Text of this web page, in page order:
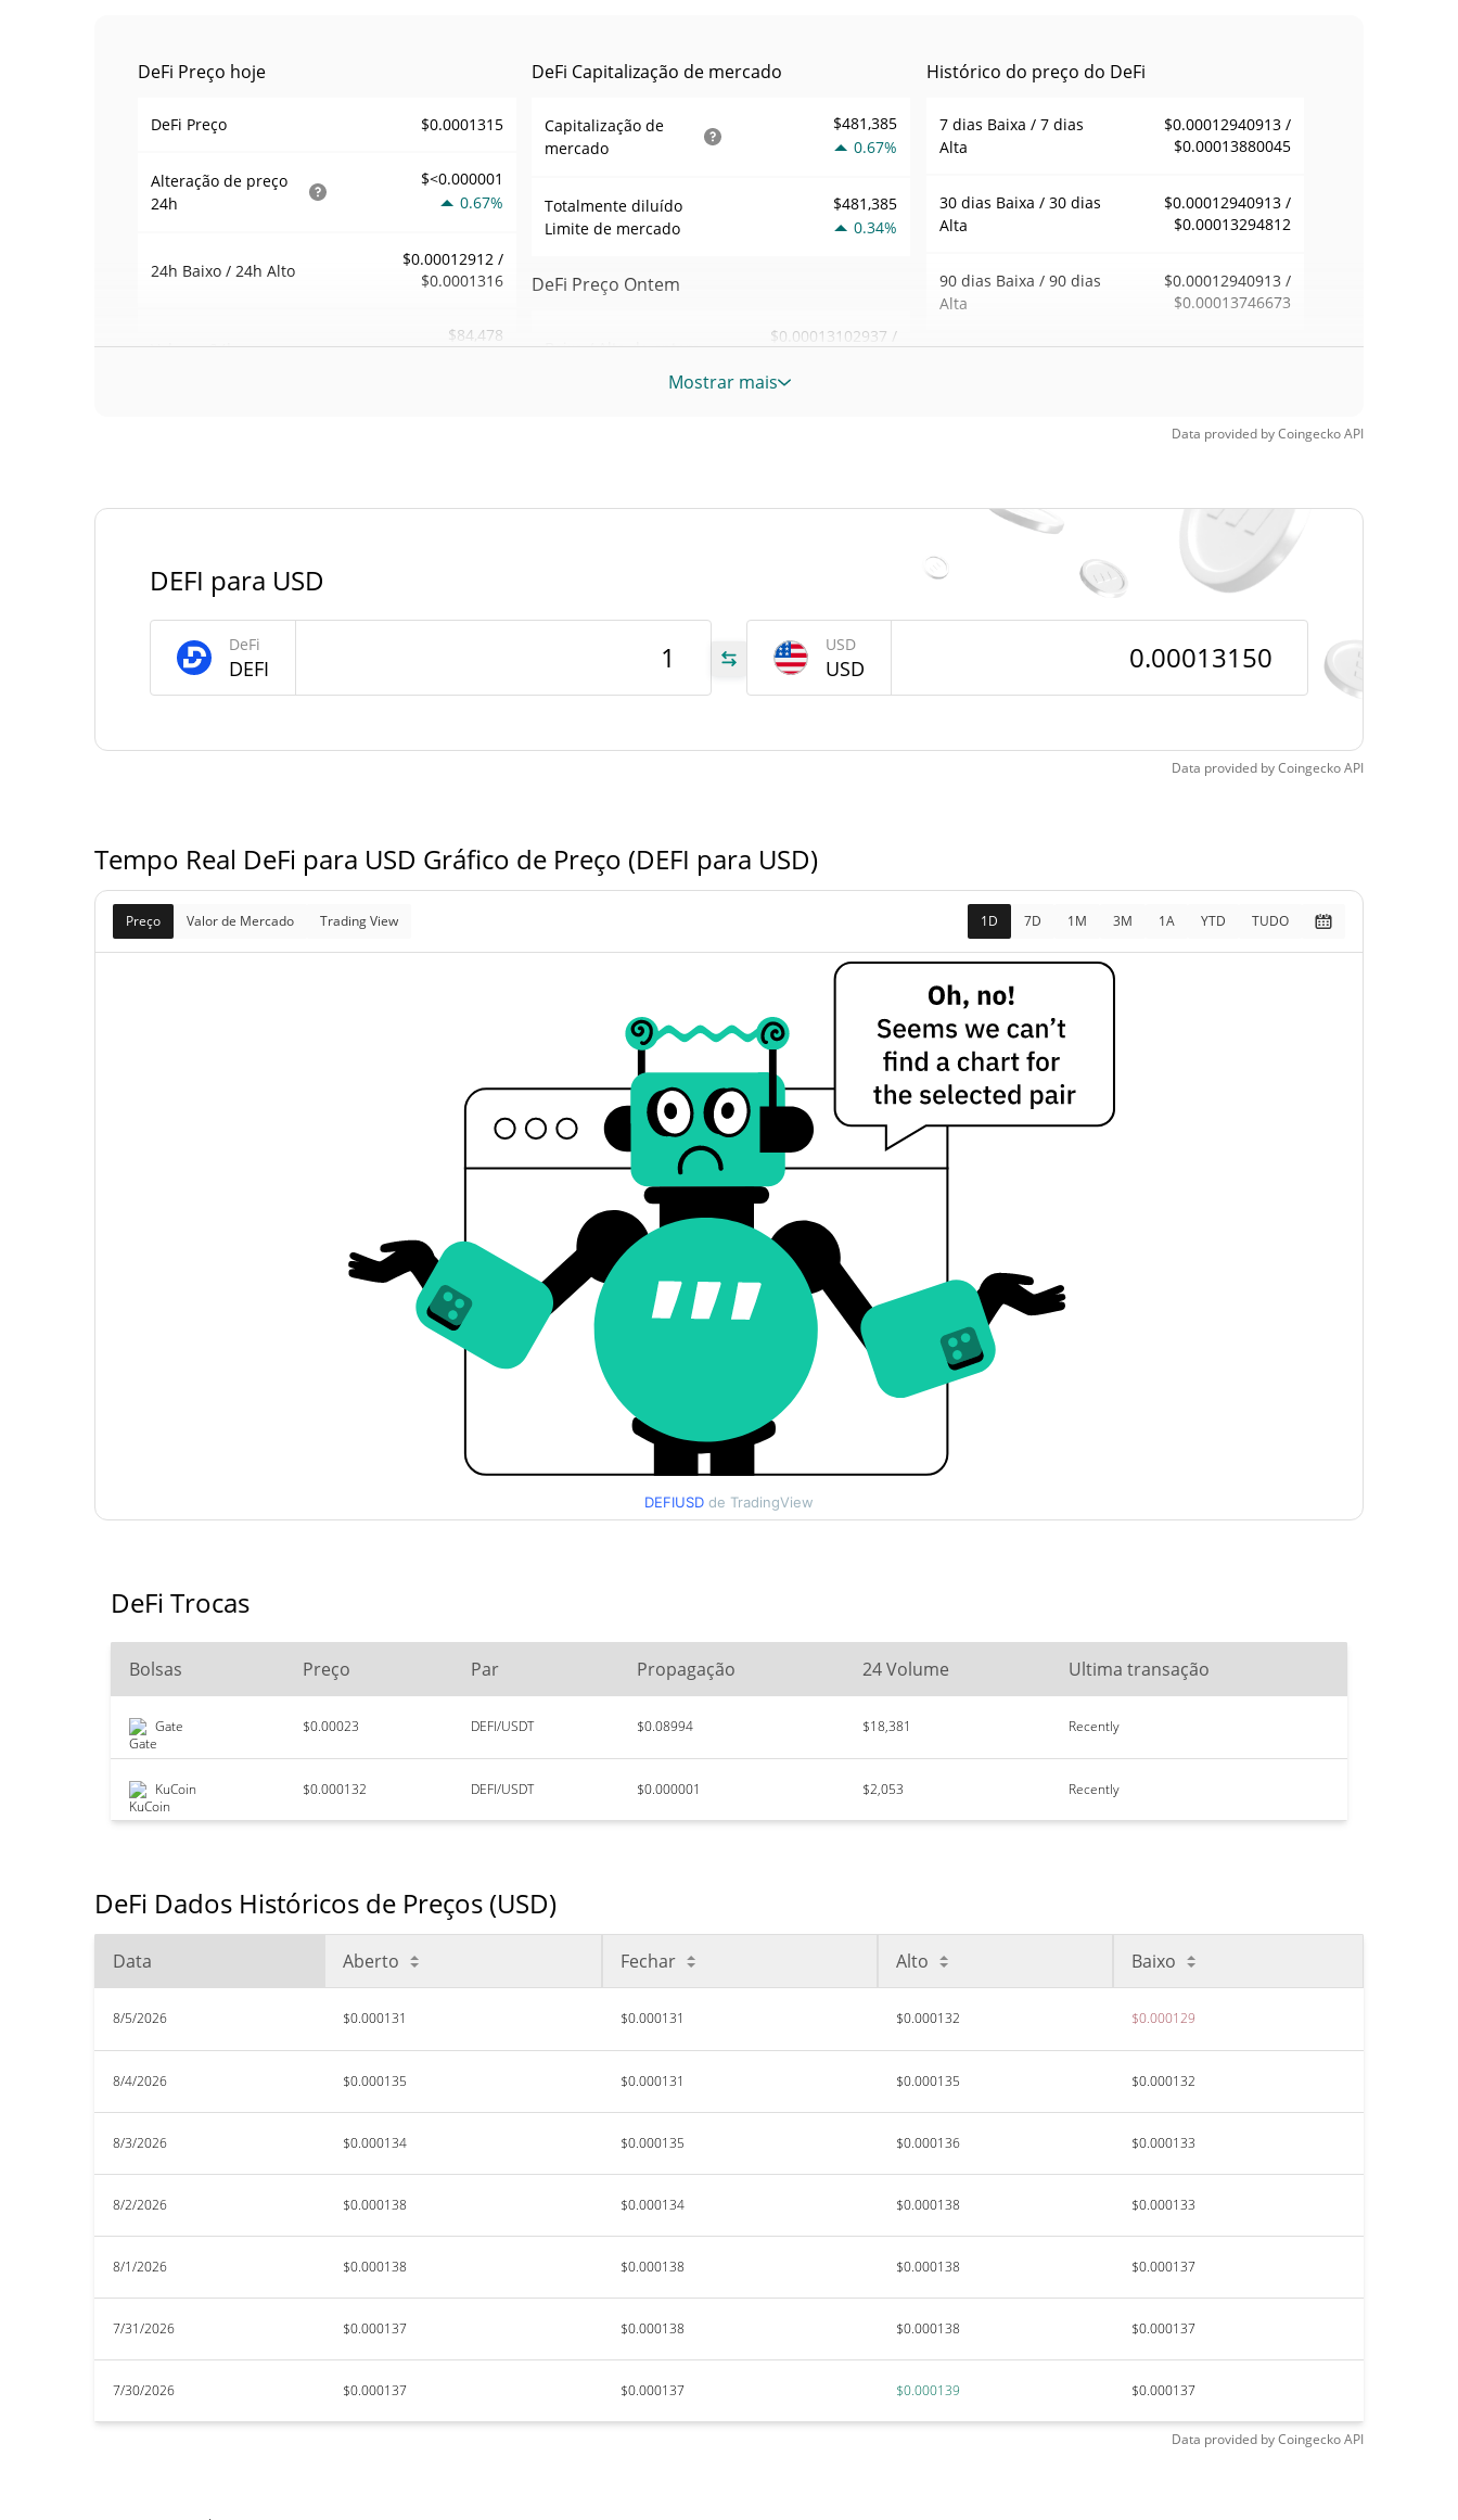
DeFi Preço hoje
DeFi Preço $0.0001315
Alteração de preço
24h
$<0.000001
0.67%
24h Baixo / 24h Alto
$0.00012912 /
$0.0001316
Volume24h
$84,478
Fornecimento de DeFi
Fornecimento em
circulação
DeFi Capitalização de mercado
Capitalização de
mercado
$481,385
0.67%
Totalmente diluído
Limite de mercado
$481,385
0.34%
DeFi Preço Ontem
Baixa / Alta de ontem
$0.00013102937 /
Histórico do preço do DeFi
7 dias Baixa / 7 dias
Alta
$0.00012940913 /
$0.00013880045
30 dias Baixa / 30 dias
Alta
$0.00012940913 /
$0.00013294812
90 dias Baixa / 90 dias
Alta
$0.00012940913 /
$0.00013746673
Baixa de todos os
tempos
Aug 5, 2026 (0 dias atrás)
$0.00012912
1.85%
Mostrar mais
Data provided byCoingeckoAPI
DEFI para USD
DeFi
DEFI
USD
USD
Data provided byCoingeckoAPI
Tempo Real DeFi para USD Gráfico de Preço (DEFI para USD)
Preço Valor de Mercado Trading View 1D 7D 1M 3M 1A YTD TUDO
DEFIUSD de TradingView
DeFi Trocas
Bolsas Preço Par Propagação 24 Volume Ultima transação
Gate $0.00023 DEFI/USDT $0.08994 $18,381 Recently
KuCoin $0.000132 DEFI/USDT $0.000001 $2,053 Recently
DeFi Dados Históricos de Preços (USD)
Data Aberto Fechar Alto Baixo
8/5/2026 $0.000131 $0.000131 $0.000132 $0.000129
8/4/2026 $0.000135 $0.000131 $0.000135 $0.000132
8/3/2026 $0.000134 $0.000135 $0.000136 $0.000133
8/2/2026 $0.000138 $0.000134 $0.000138 $0.000133
8/1/2026 $0.000138 $0.000138 $0.000138 $0.000137
7/31/2026 $0.000137 $0.000138 $0.000138 $0.000137
7/30/2026 $0.000137 $0.000137 $0.000139 $0.000137
Data provided byCoingeckoAPI